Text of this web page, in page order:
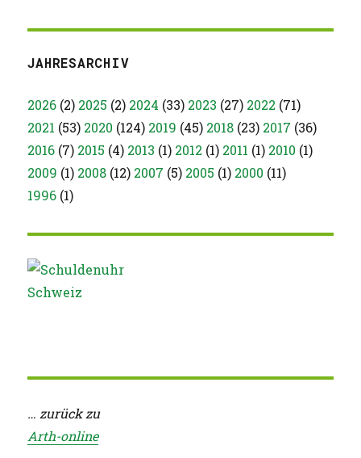
JAHRESARCHIV
2026 (2) 2025 (2) 2024 (33) 2023 (27) 2022 (71)
2021 (53) 2020 (124) 2019 (45) 2018 (23) 2017 (36)
2016 (7) 2015 (4) 2013 (1) 2012 (1) 2011 (1) 2010 (1)
2009 (1) 2008 (12) 2007 (5) 2005 (1) 2000 (11)
1996 (1)
… zurück zu
Arth-online